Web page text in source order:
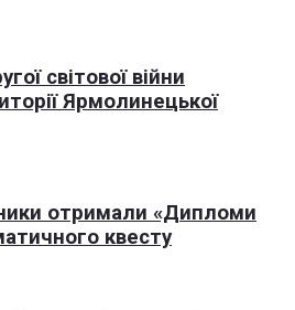
світової війни
Ярмолинецької
отримали «Дипломи
квесту